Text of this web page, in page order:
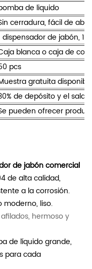
de liquido
cerradura, fácil de
dispensador de jabón, 1
blanca o caja de
pcs
gratuita
de depósito y el
pueden ofrecer
de jabón comercial
de alta calidad,
a la corrosión.
moderno, liso.
hermoso y
de líquido grande,
para cada